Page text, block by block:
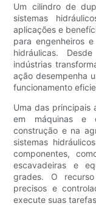
Um cilindro de
sistemas
aplicações e
para engenheiros
hidráulicas.
indústrias
ação desempenha
funcionamento
Uma das principais
em máquinas e
construção e na
sistemas
componentes,
escavadeiras e
grades. O
precisos e
execute suas